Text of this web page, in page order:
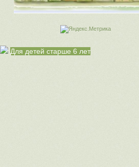
Для детей старше 6 лет